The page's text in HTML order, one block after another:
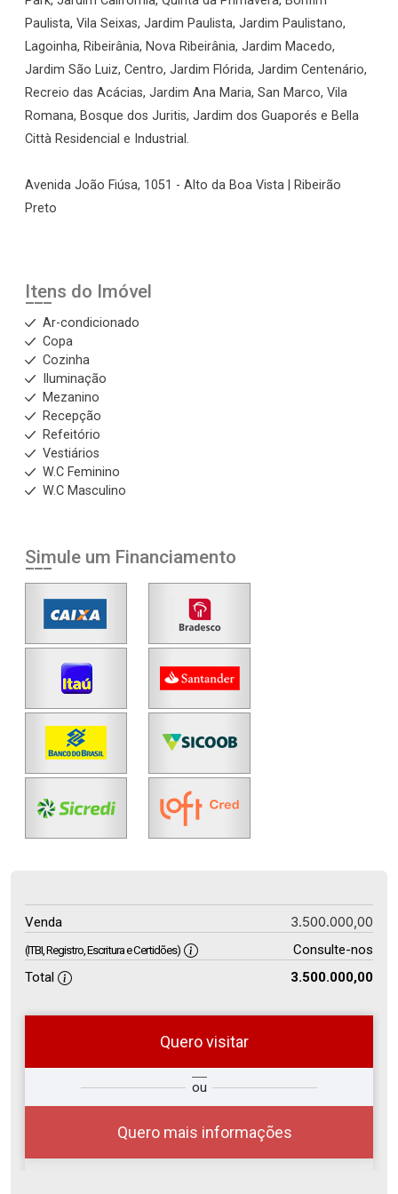
Paulista, Vila Seixas, Jardim Paulista, Jardim Paulistano,
Lagoinha, Ribeirânia, Nova Ribeirânia, Jardim Macedo,
Jardim São Luiz, Centro, Jardim Flórida, Jardim Centenário,
Recreio das Acácias, Jardim Ana Maria, San Marco, Vila
Romana, Bosque dos Juritis, Jardim dos Guaporés e Bella
Città Residencial e Industrial.
Avenida João Fiúsa, 1051 - Alto da Boa Vista | Ribeirão
Preto
Itens do Imóvel
Ar-condicionado
Copa
Cozinha
Iluminação
Mezanino
Recepção
Refeitório
Vestiários
W.C Feminino
W.C Masculino
Simule um Financiamento
Venda 3.500.000,00
(ITBI, Registro, Escritura e Certidões)
Consulte-nos
Total
3.500.000,00
Quero visitar
ou
Quero mais informações
Qual o melhor dia e horário para
você?